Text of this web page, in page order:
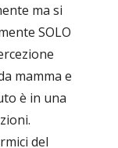
ma si
SOLO
mamma e
è in una
del